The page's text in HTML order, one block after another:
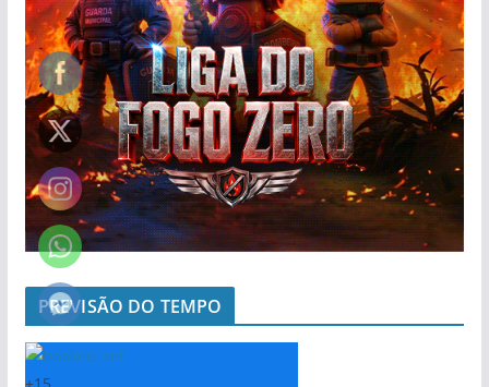
PREVISÃO DO TEMPO
+15